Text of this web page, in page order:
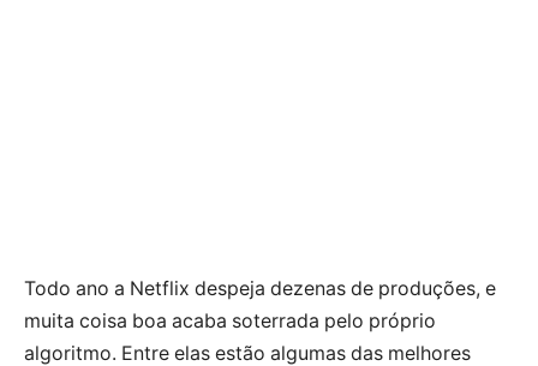
Todo ano a Netflix despeja dezenas de produções, e
muita coisa boa acaba soterrada pelo próprio
algoritmo. Entre elas estão algumas das melhores